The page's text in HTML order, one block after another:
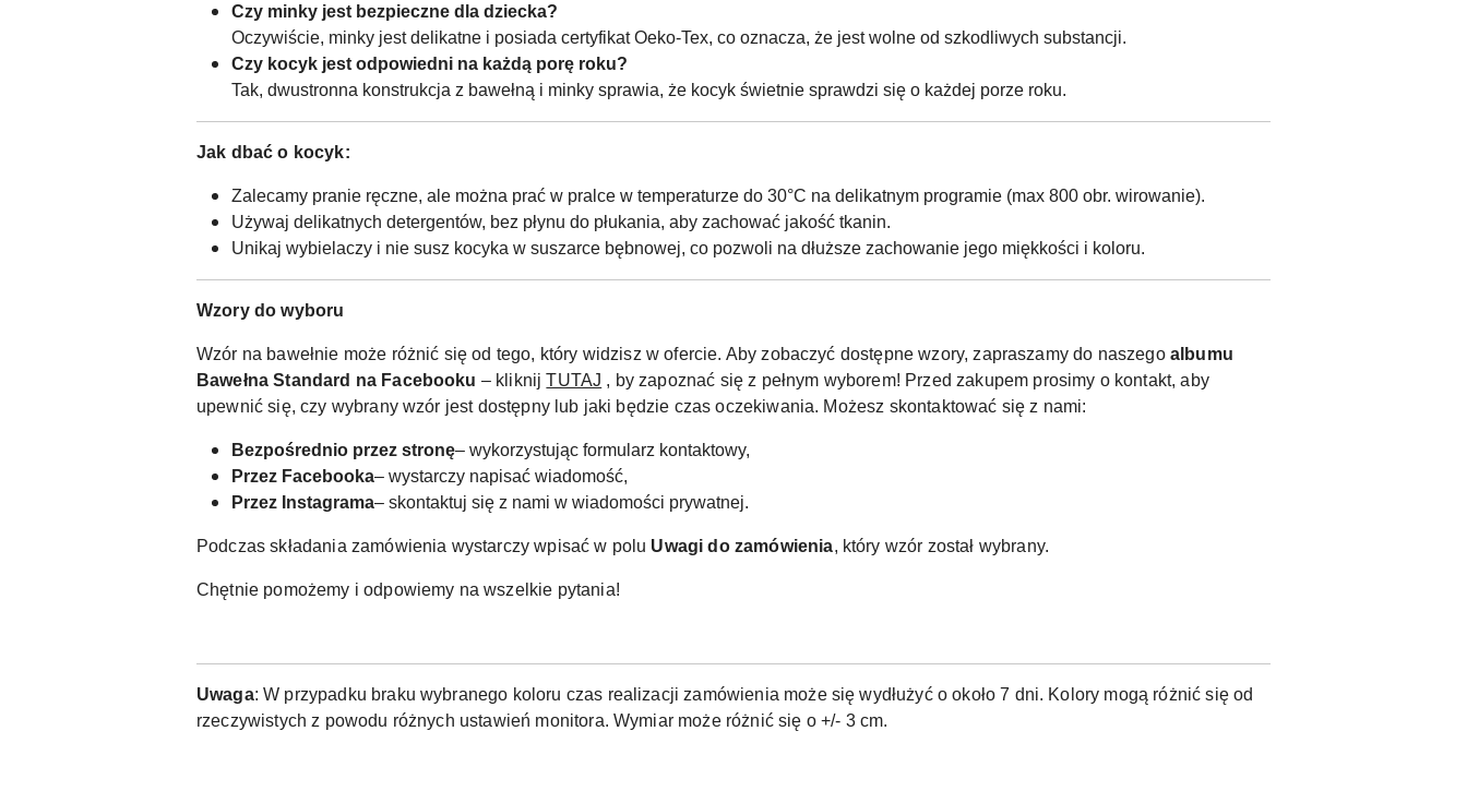
Czy minky jest bezpieczne dla dziecka?
Oczywiście, minky jest delikatne i posiada certyfikat Oeko-Tex, co oznacza, że jest wolne od szkodliwych substancji.
Czy kocyk jest odpowiedni na każdą porę roku?
Tak, dwustronna konstrukcja z bawełną i minky sprawia, że kocyk świetnie sprawdzi się o każdej porze roku.
Jak dbać o kocyk:
Zalecamy pranie ręczne, ale można prać w pralce w temperaturze do 30°C na delikatnym programie (max 800 obr. wirowanie).
Używaj delikatnych detergentów, bez płynu do płukania, aby zachować jakość tkanin.
Unikaj wybielaczy i nie susz kocyka w suszarce bębnowej, co pozwoli na dłuższe zachowanie jego miękkości i koloru.
Wzory do wyboru
Wzór na bawełnie może różnić się od tego, który widzisz w ofercie. Aby zobaczyć dostępne wzory, zapraszamy do naszego albumu
Bawełna Standard na Facebooku – kliknijTUTAJ , by zapoznać się z pełnym wyborem! Przed zakupem prosimy o kontakt, aby
upewnić się, czy wybrany wzór jest dostępny lub jaki będzie czas oczekiwania. Możesz skontaktować się z nami:
Bezpośrednio przez stronę– wykorzystując formularz kontaktowy,
Przez Facebooka– wystarczy napisać wiadomość,
Przez Instagrama– skontaktuj się z nami w wiadomości prywatnej.
Podczas składania zamówienia wystarczy wpisać w polu Uwagi do zamówienia, który wzór został wybrany.
Chętnie pomożemy i odpowiemy na wszelkie pytania!
Uwaga: W przypadku braku wybranego koloru czas realizacji zamówienia może się wydłużyć o około 7 dni. Kolory mogą różnić się od
rzeczywistych z powodu różnych ustawień monitora. Wymiar może różnić się o +/- 3 cm.